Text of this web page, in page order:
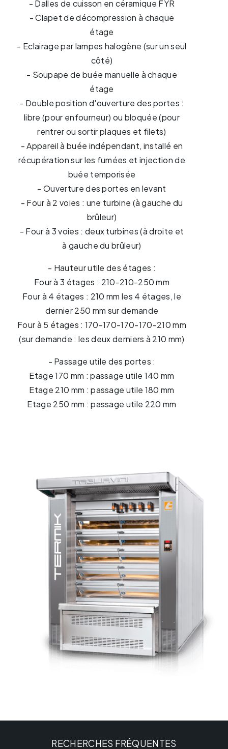
- Dalles de cuisson en céramique FYR
- Clapet de décompression à chaque
étage
- Eclairage par lampes halogène (sur un seul
côté)
- Soupape de buée manuelle à chaque
étage
- Double position d'ouverture des portes :
libre (pour enfourneur) ou bloquée (pour
rentrer ou sortir plaques et filets)
- Appareil à buée indépendant, installé en
récupération sur les fumées et injection de
buée temporisée
- Ouverture des portes en levant
- Four à 2 voies : une turbine (à gauche du
brûleur)
- Four à 3 voies : deux turbines (à droite et
à gauche du brûleur)
- Hauteur utile des étages :
Four à 3 étages : 210-210-250 mm
Four à 4 étages : 210 mm les 4 étages, le
dernier 250 mm sur demande
Four à 5 étages : 170-170-170-170-210 mm
(sur demande : les deux derniers à 210 mm)
- Passage utile des portes :
Etage 170 mm : passage utile 140 mm
Etage 210 mm : passage utile 180 mm
Etage 250 mm : passage utile 220 mm
RECHERCHES FRÉQUENTES